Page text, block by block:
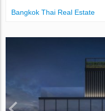
Bangkok Thai Real Estate